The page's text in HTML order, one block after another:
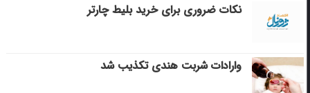
نکات ضروری برای خرید بلیط چارتر
وارادات شربت هندی تکذیب شد